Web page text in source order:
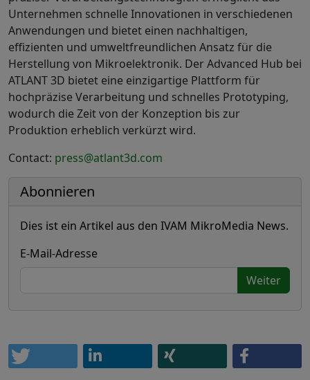
Unternehmen schnelle Innovationen in verschiedenen
Anwendungen und bietet einen nachhaltigen,
effizienten und umweltfreundlichen Ansatz für die
Herstellung von Mikroelektronik. Der Advanced Hub bei
ATLANT 3D bietet eine einzigartige Plattform für
hochpräzise Verarbeitung und schnelles Prototyping,
wodurch die Zeit von der Konzeption bis zur
Produktion erheblich verkürzt wird.
Contact: press@atlant3d.com
Abonnieren
Dies ist ein Artikel aus den IVAM MikroMedia News.
E-Mail-Adresse
Weiter